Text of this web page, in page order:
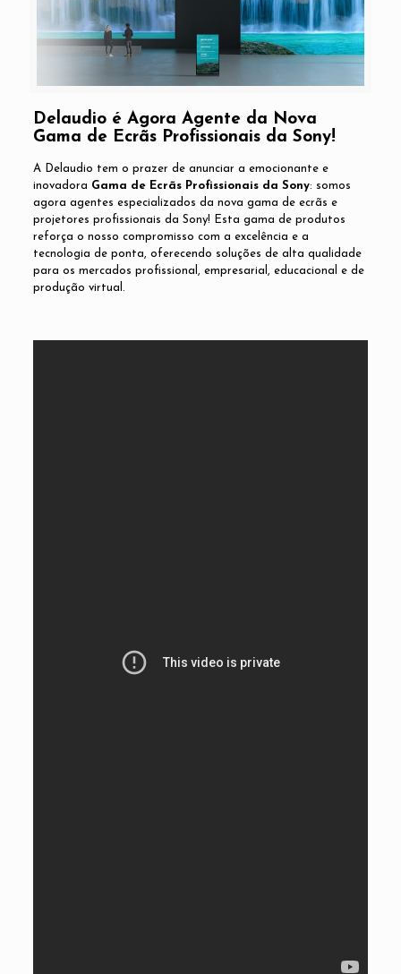
Delaudio é Agora Agente da Nova
Gama de Ecrãs Profissionais da Sony!
A Delaudio tem o prazer de anunciar a emocionante e
inovadora Gama de Ecrãs Profissionais da Sony: somos
agora agentes especializados da nova gama de ecrãs e
projetores profissionais da Sony! Esta gama de produtos
reforça o nosso compromisso com a excelência e a
tecnologia de ponta, oferecendo soluções de alta qualidade
para os mercados profissional, empresarial, educacional e de
produção virtual.